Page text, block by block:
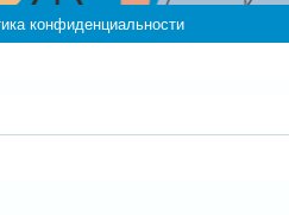
конфиденциальности